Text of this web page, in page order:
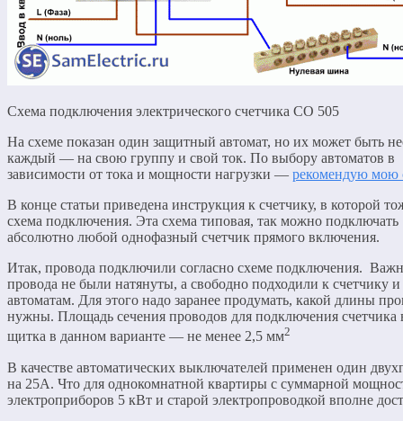
Схема подключения электрического счетчика СО 505
На схеме показан один защитный автомат, но их может быть
каждый — на свою группу и свой ток. По выбору автоматов в
зависимости от тока и мощности нагрузки — рекомендую мою
В конце статьи приведена инструкция к счетчику, в которой
схема подключения. Эта схема типовая, так можно подключать
абсолютно любой однофазный счетчик прямого включения.
Итак, провода подключили согласно схеме подключения.
провода не были натянуты, а свободно подходили к счетчику и
автоматам. Для этого надо заранее продумать, какой длины
нужны. Площадь сечения проводов для подключения счетчика
щитка в данном варианте — не менее 2,5 мм2
В качестве автоматических выключателей применен один
на 25А. Что для однокомнатной квартиры с суммарной
электроприборов 5 кВт и старой электропроводкой вполне